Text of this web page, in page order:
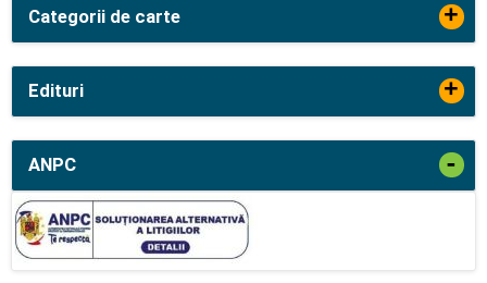
Categorii de carte +
Edituri +
ANPC -